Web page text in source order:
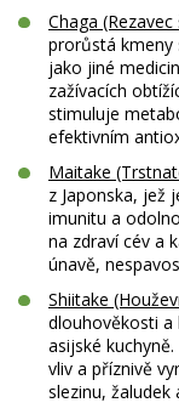
Chaga (Rezavec
prorůstá kmeny
jako jiné
zažívacích
stimuluje
efektivním
Maitake
z Japonska, jež
imunitu a
na zdraví cév a
únavě,
Shiitake
dlouhověkosti a
asijské
vliv a příznivě
slezinu, žaludek